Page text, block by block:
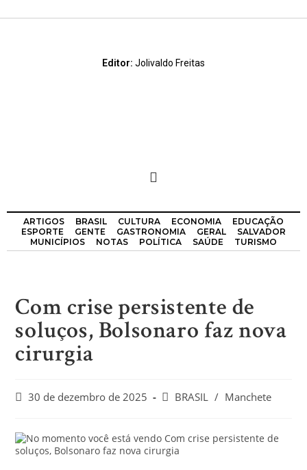
Editor: Jolivaldo Freitas
ARTIGOS BRASIL CULTURA ECONOMIA
EDUCAÇÃO
ESPORTE
GENTE GASTRONOMIA GERAL
SALVADOR
MUNICÍPIOS
NOTAS POLÍTICA SAÚDE TURISMO
Com crise persistente de
soluços, Bolsonaro faz nova
cirurgia
30 de dezembro de 2025 BRASIL / Manchete